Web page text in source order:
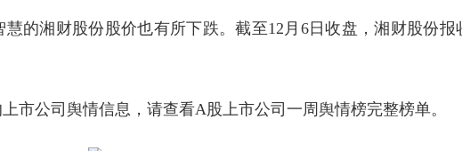
的湘财股份股价也有所下跌。截至12月6日收盘，湘财股份报
市公司舆情信息，请查看A股上市公司一周舆情榜完整榜单。